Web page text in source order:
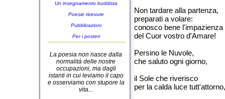
Un insegnamento buddista
Poesie ricevute
Pubblicazioni
Per i posteri
La poesia non nasce dalla
normalità delle nostre
occupazioni, ma dagli
istanti in cui leviamo il capo
e osserviamo con stupore la
vita...
Non tardare alla partenza,
preparati a volare:
conosco bene l'impazienza
del Cuor vostro d'Amare!
Persino le Nuvole,
che saluto ogni giorno,
il Sole che riverisco
per la calda luce tutt'attorno,